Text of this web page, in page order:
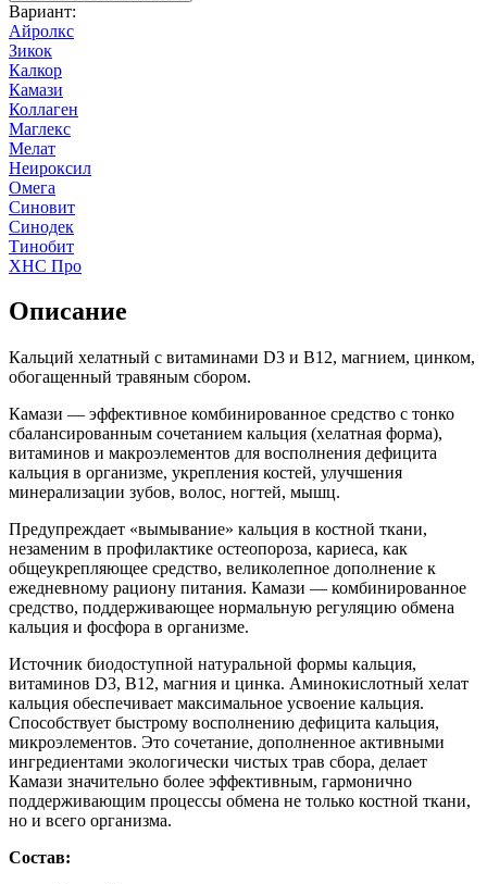
Вариант:
Айролкс
Зикок
Калкор
Камази
Коллаген
Маглекс
Мелат
Неироксил
Омега
Синовит
Синодек
Тинобит
ХНС Про
Описание
Кальций хелатный с витаминами D3 и В12, магнием, цинком,
обогащенный травяным сбором.
Камази — эффективное комбинированное средство с тонко
сбалансированным сочетанием кальция (хелатная форма),
витаминов и макроэлементов для восполнения дефицита
кальция в организме, укрепления костей, улучшения
минерализации зубов, волос, ногтей, мышц.
Предупреждает «вымывание» кальция в костной ткани,
незаменим в профилактике остеопороза, кариеса, как
общеукрепляющее средство, великолепное дополнение к
ежедневному рациону питания. Камази — комбинированное
средство, поддерживающее нормальную регуляцию обмена
кальция и фосфора в организме.
Источник биодоступной натуральной формы кальция,
витаминов D3, В12, магния и цинка. Аминокислотный хелат
кальция обеспечивает максимальное усвоение кальция.
Способствует быстрому восполнению дефицита кальция,
микроэлементов. Это сочетание, дополненное активными
ингредиентами экологически чистых трав сбора, делает
Камази значительно более эффективным, гармонично
поддерживающим процессы обмена не только костной ткани,
но и всего организма.
Состав: